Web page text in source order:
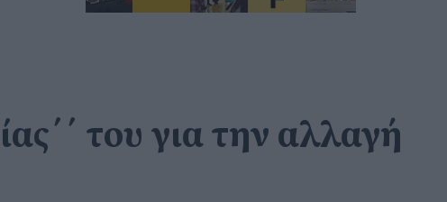
του για την αλλαγή